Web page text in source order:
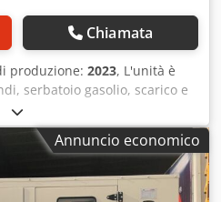
Chiamata
produzione: 2023, L'unità è
serbatoio gasolio, scarico e
per la messa in servizio
Disponibile in magazzino
Fawde Kraft serie 4DW92-35D,
Generatore: Newpower
kW / 30 kVA Potenza
Annuncio economico